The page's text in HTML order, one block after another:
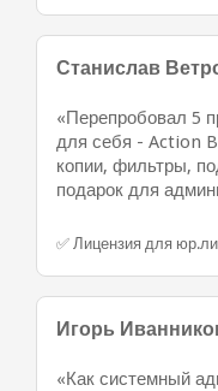
Станислав
«Перепробовал 5
для себя - Action
копии, фильтры,
подарок для
✅ Лицензия для
Игорь
«Как системный